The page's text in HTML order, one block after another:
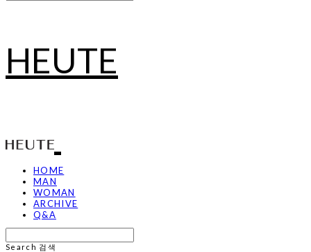
HEUTE
HOME
MAN
WOMAN
ARCHIVE
Q&A
Search 검색